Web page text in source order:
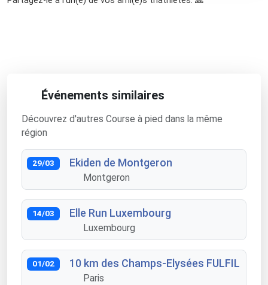
Événements similaires
Découvrez d'autres Course à pied dans la même
région
29/03 Ekiden de Montgeron
Montgeron
14/03 Elle Run Luxembourg
Luxembourg
01/02 10 km des Champs-Elysées FULFIL
Paris